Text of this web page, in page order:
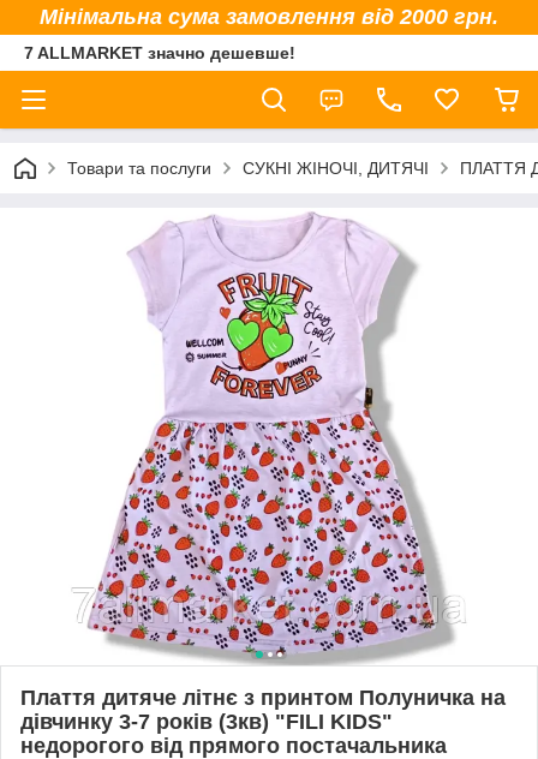
Мінімальна сума замовлення від 2000 грн.
7 ALLMARKET значно дешевше!
Товари та послуги СУКНІ ЖІНОЧІ, ДИТЯЧІ ПЛАТТЯ
Плаття дитяче літнє з принтом Полуничка на
дівчинку 3-7 років (3кв) "FILI KIDS"
недорогого від прямого постачальника